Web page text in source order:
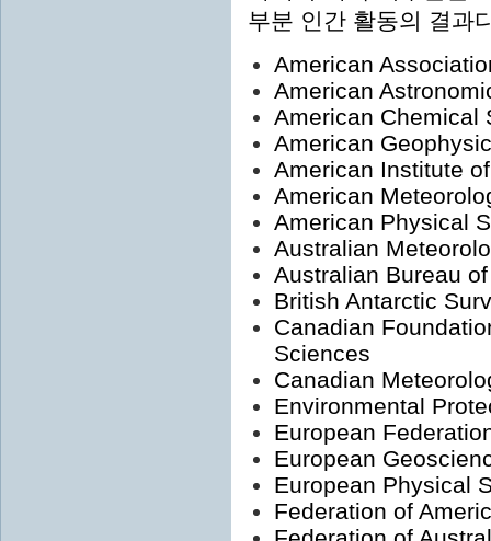
부분 인간 활동의 결과
American
American
American Chemical
American
American Institute
American
American Physical
Australian
Australian Bureau
British Antarctic
Canadian
Sciences
Canadian
Environmental
European
European
European Physical
Federation of